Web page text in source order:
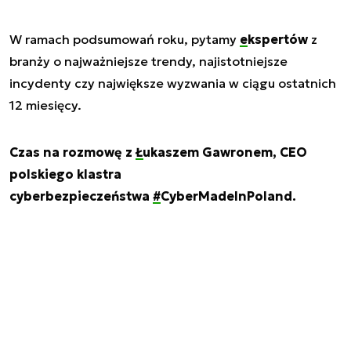
W ramach podsumowań roku, pytamy ekspertów z
branży o najważniejsze trendy, najistotniejsze
incydenty czy największe wyzwania w ciągu ostatnich
12 miesięcy.
Czas na rozmowę zŁukaszem Gawronem, CEO
polskiego klastra
cyberbezpieczeństwa #CyberMadeInPoland.